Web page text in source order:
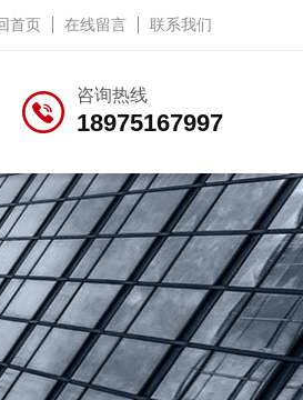
首页 在线留言 联系我们
咨询热线
18975167997